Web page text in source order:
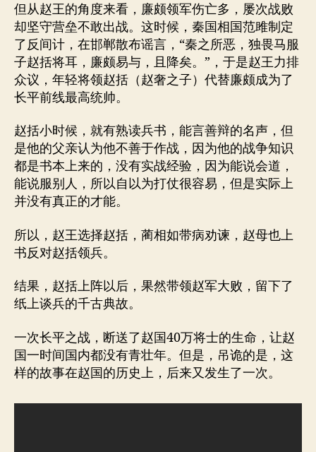
但从赵王的角度来看，廉颇领军伤亡多，屡次战败
却坚守营垒不敢出战。这时候，秦国相国范雎制定
了反间计，在邯郸散布谣言，“秦之所恶，独畏马服
子赵括将耳，廉颇易与，且降矣。”，于是赵王力排
众议，年轻将领赵括（赵奢之子）代替廉颇成为了
长平前线最高统帅。
赵括小时候，就有熟读兵书，能言善辩的名声，但
是他的父亲认为他不善于作战，因为他的战争知识
都是书本上来的，没有实战经验，因为能说会道，
能说服别人，所以自以为打仗很容易，但是实际上
并没有真正的才能。
所以，赵王选择赵括，蔺相如带病劝谏，赵母也上
书反对赵括领兵。
结果，赵括上阵以后，果然带领赵军大败，留下了
纸上谈兵的千古典故。
一次长平之战，断送了赵国40万将士的生命，让赵
国一时间国内都没有青壮年。但是，吊诡的是，这
样的故事在赵国的历史上，后来又发生了一次。